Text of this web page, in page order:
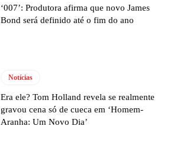
‘007’: Produtora afirma que novo James
Bond será definido até o fim do ano
Notícias
Era ele? Tom Holland revela se realmente
gravou cena só de cueca em ‘Homem-
Aranha: Um Novo Dia’